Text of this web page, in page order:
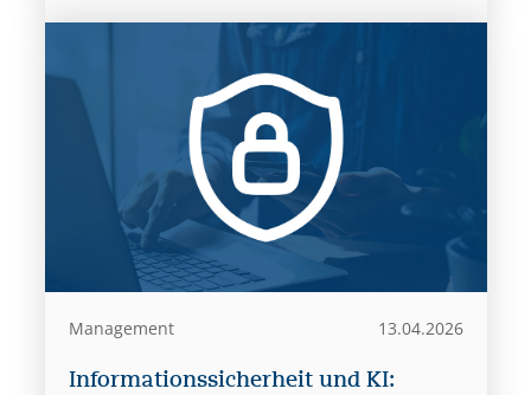
Management 13.04.2026
Informationssicherheit und KI: